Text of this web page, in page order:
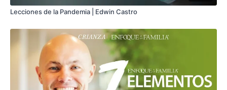
Lecciones de la Pandemia | Edwin Castro